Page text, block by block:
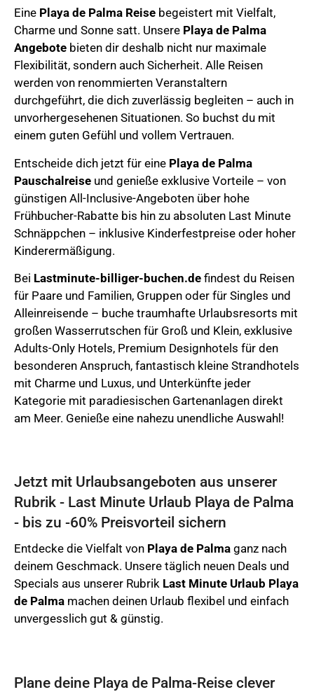
Eine Playa de Palma Reise begeistert mit Vielfalt,
Charme und Sonne satt. Unsere Playa de Palma
Angebote bieten dir deshalb nicht nur maximale
Flexibilität, sondern auch Sicherheit. Alle Reisen
werden von renommierten Veranstaltern
durchgeführt, die dich zuverlässig begleiten – auch in
unvorhergesehenen Situationen. So buchst du mit
einem guten Gefühl und vollem Vertrauen.
Entscheide dich jetzt für eine Playa de Palma
Pauschalreise und genieße exklusive Vorteile – von
günstigen All-Inclusive-Angeboten über hohe
Frühbucher-Rabatte bis hin zu absoluten Last Minute
Schnäppchen – inklusive Kinderfestpreise oder hoher
Kinderermäßigung.
Bei Lastminute-billiger-buchen.de findest du Reisen
für Paare und Familien, Gruppen oder für Singles und
Alleinreisende – buche traumhafte Urlaubsresorts mit
großen Wasserrutschen für Groß und Klein, exklusive
Adults-Only Hotels, Premium Designhotels für den
besonderen Anspruch, fantastisch kleine Strandhotels
mit Charme und Luxus, und Unterkünfte jeder
Kategorie mit paradiesischen Gartenanlagen direkt
am Meer. Genieße eine nahezu unendliche Auswahl!
Jetzt mit Urlaubsangeboten aus unserer
Rubrik - Last Minute Urlaub Playa de Palma
- bis zu -60% Preisvorteil sichern
Entdecke die Vielfalt von Playa de Palma ganz nach
deinem Geschmack. Unsere täglich neuen Deals und
Specials aus unserer Rubrik Last Minute Urlaub Playa
de Palma machen deinen Urlaub flexibel und einfach
unvergesslich gut & günstig.
Plane deine Playa de Palma-Reise clever